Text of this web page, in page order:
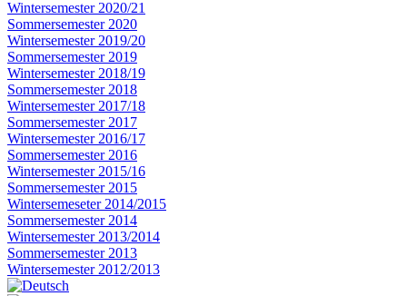
Wintersemester 2020/21
Sommersemester 2020
Wintersemester 2019/20
Sommersemester 2019
Wintersemester 2018/19
Sommersemester 2018
Wintersemester 2017/18
Sommersemester 2017
Wintersemester 2016/17
Sommersemester 2016
Wintersemester 2015/16
Sommersemester 2015
Wintersemeseter 2014/2015
Sommersemester 2014
Wintersemester 2013/2014
Sommersemester 2013
Wintersemester 2012/2013